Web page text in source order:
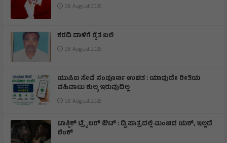
08 August 2026
ಕರಡಿ ದಾಳಿಗೆ ರೈತ ಬಲಿ
08 August 2026
ಯುಪಿಐ ಸೇವೆ ಸಂಪೂರ್ಣ ಉಚಿತ : ಯಾವುದೇ ರೀತಿಯ
ವಹಿವಾಟು ಶುಲ್ಕ ಇರುವುದಿಲ್ಲ
08 August 2026
ಟಾಕ್ಸಿಕ್ ಟ್ರೈಲರ್ ಔಟ್ : ದ್ವಿ ಪಾತ್ರದಲ್ಲಿ ಮಿಂಚಿದ ಯಶ್, ಇಲ್ಲದೆ
ಲಿಂಕ್